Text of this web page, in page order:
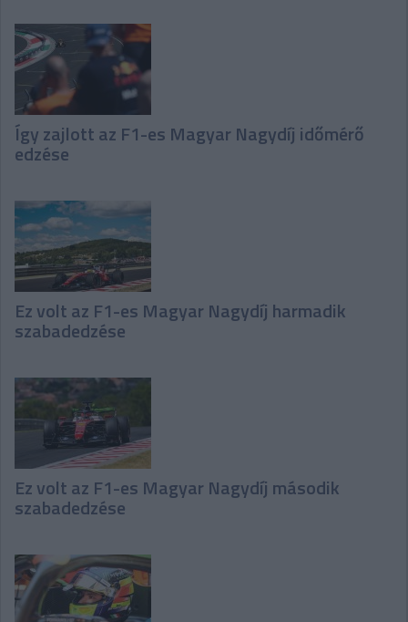
Így zajlott az F1-es Magyar Nagydíj időmérő
edzése
Ez volt az F1-es Magyar Nagydíj harmadik
szabadedzése
Ez volt az F1-es Magyar Nagydíj második
szabadedzése